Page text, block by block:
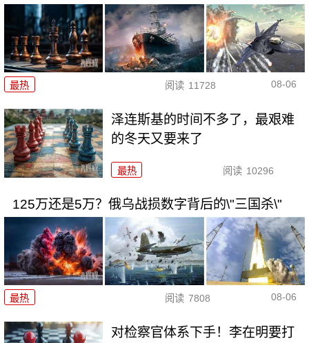
最热 阅读 11728 08-06
泽连斯基的时间不多了，最艰难
的冬天又要来了
最热 阅读 10296
125万还是5万？俄乌战损数字背后的\"三国杀\"
最热 阅读 7808 08-06
对检察官体系下手！李在明要打